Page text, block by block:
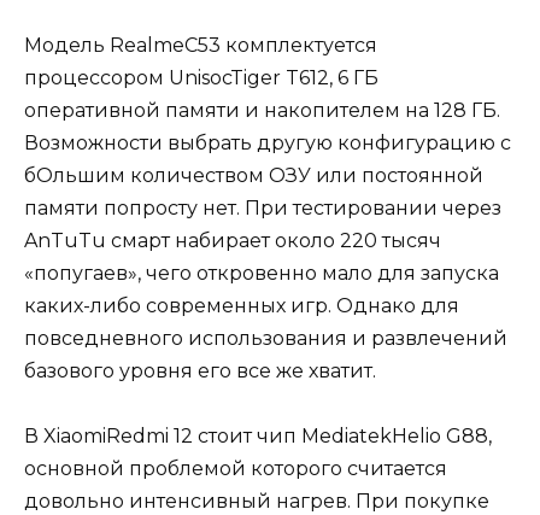
Модель RealmeC53 комплектуется
процессором UnisocTiger T612, 6 ГБ
оперативной памяти и накопителем на 128 ГБ.
Возможности выбрать другую конфигурацию с
бОльшим количеством ОЗУ или постоянной
памяти попросту нет. При тестировании через
AnTuTu смарт набирает около 220 тысяч
«попугаев», чего откровенно мало для запуска
каких-либо современных игр. Однако для
повседневного использования и развлечений
базового уровня его все же хватит.
В XiaomiRedmi 12 стоит чип MediatekHelio G88,
основной проблемой которого считается
довольно интенсивный нагрев. При покупке